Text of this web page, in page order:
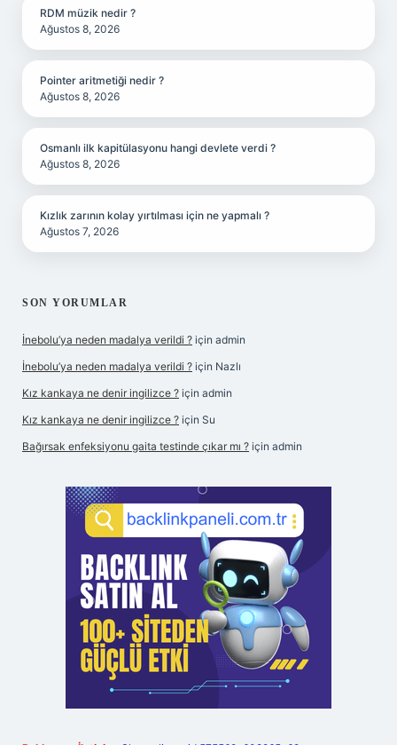
RDM müzik nedir ?
Ağustos 8, 2026
Pointer aritmetiği nedir ?
Ağustos 8, 2026
Osmanlı ilk kapitülasyonu hangi devlete verdi ?
Ağustos 8, 2026
Kızlık zarının kolay yırtılması için ne yapmalı ?
Ağustos 7, 2026
SON YORUMLAR
İnebolu’ya neden madalya verildi ? için admin
İnebolu’ya neden madalya verildi ? için Nazlı
Kız kankaya ne denir ingilizce ? için admin
Kız kankaya ne denir ingilizce ? için Su
Bağırsak enfeksiyonu gaita testinde çıkar mı ? için admin